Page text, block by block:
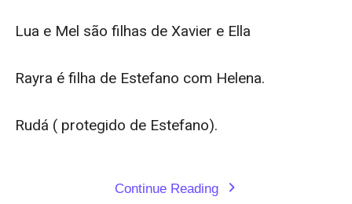
Lua e Mel são filhas de Xavier e Ella
Rayra é filha de Estefano com Helena.
Rudá ( protegido de Estefano).
Continue Reading expand_more